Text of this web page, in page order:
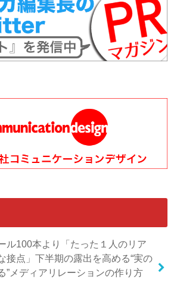
ル100本より「たった１人のリア
接点」下半期の露出を高める“実の
”メディアリレーションの作り方